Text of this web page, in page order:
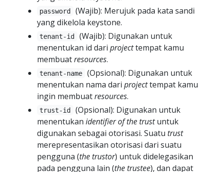
password
(Wajib): Merujuk pada kata sandi
yang dikelola keystone.
tenant-id
(Wajib): Digunakan untuk
menentukan id dari projecttempat kamu
membuatresources.
tenant-name
(Opsional): Digunakan untuk
menentukan nama dari projecttempat kamu
ingin membuatresources.
trust-id
(Opsional): Digunakan untuk
menentukan identifier of the trustuntuk
digunakan sebagai otorisasi. Suatu trust
merepresentasikan otorisasi dari suatu
pengguna (the trustor) untuk didelegasikan
pada pengguna lain (the trustee), dan dapat